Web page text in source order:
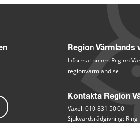
Region Värmlands
Information om Region
regionvarmland.se
Kontakta Region
Växel: 010-831 50 00
Sjukvårdsrådgivning: